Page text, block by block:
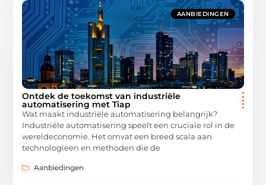
AANBIEDINGEN
Ontdek de toekomst van industriële
automatisering met Tiap
Wat maakt industriële automatisering belangrijk?
Industriële automatisering speelt een cruciale rol in de
wereldeconomie. Het omvat een breed scala aan
technologieën en methoden die de
Aanbiedingen